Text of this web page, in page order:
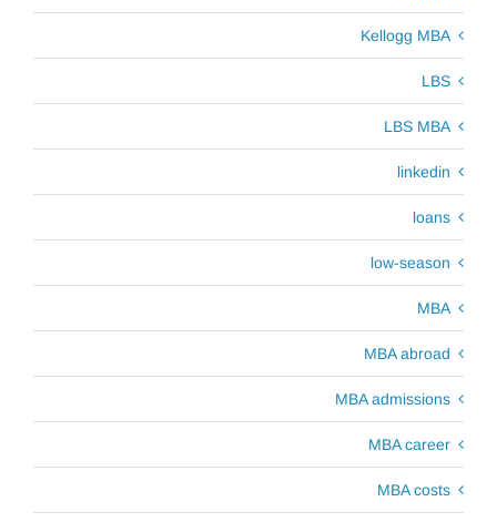
Kellogg MBA
LBS
LBS MBA
linkedin
loans
low-season
MBA
MBA abroad
MBA admissions
MBA career
MBA costs